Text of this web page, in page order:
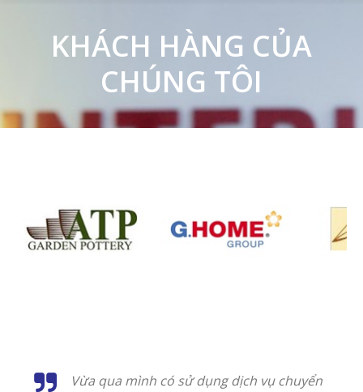
KHÁCH HÀNG CỦA
CHÚNG TÔI
Vừa qua mình có sử dụng dịch vụ chuyển